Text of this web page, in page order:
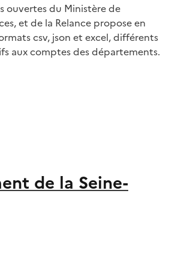
ouvertes du Ministère de
et de la Relance propose en
csv, json et excel, différents
aux comptes des départements.
de la Seine-